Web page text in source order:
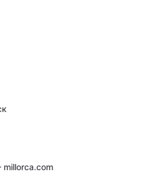
millorca.com